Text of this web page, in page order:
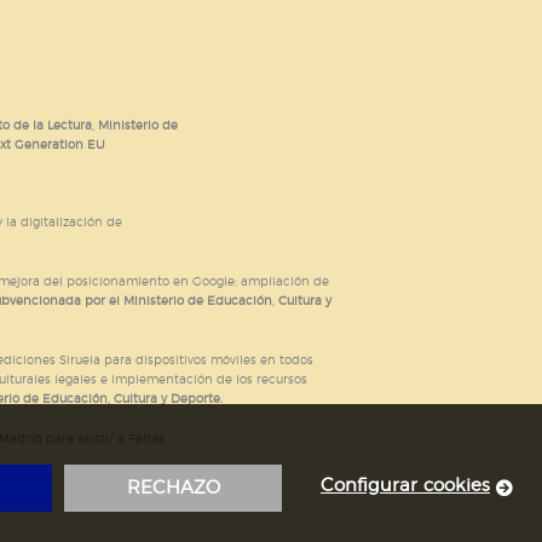
de la Lectura, Ministerio de
Generation EU
la digitalización de
del posicionamiento en Google; ampliación de
por el Ministerio de Educación, Cultura y
Siruela para dispositivos móviles en todos
legales e implementación de los recursos
de Educación, Cultura y Deporte.
RECHAZO Configurar cookies